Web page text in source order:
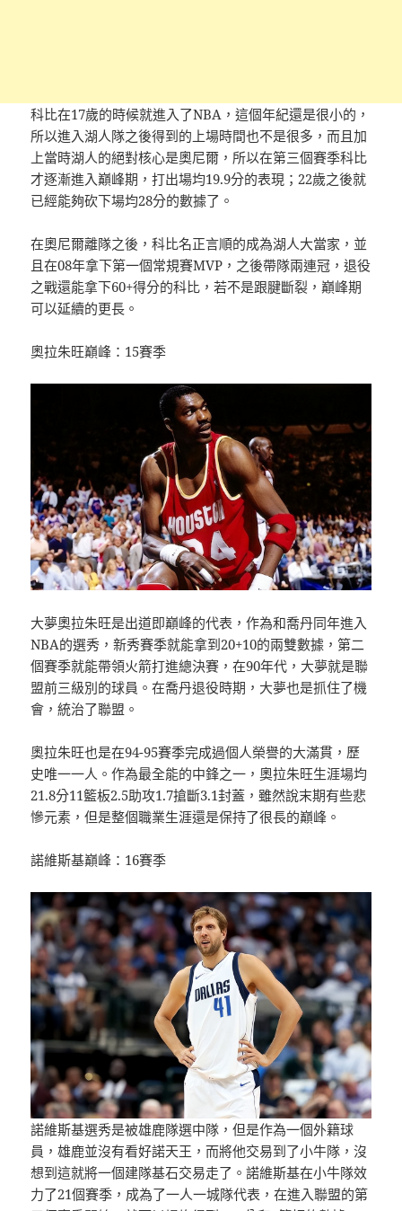
科比在17歲的時候就進入了NBA，這個年紀還是很小的，
所以進入湖人隊之後得到的上場時間也不是很多，而且加
上當時湖人的絕對核心是奧尼爾，所以在第三個賽季科比
才逐漸進入巔峰期，打出場均19.9分的表現；22歲之後就
已經能夠砍下場均28分的數據了。
在奧尼爾離隊之後，科比名正言順的成為湖人大當家，並
且在08年拿下第一個常規賽MVP，之後帶隊兩連冠，退役
之戰還能拿下60+得分的科比，若不是跟腱斷裂，巔峰期
可以延續的更長。
奧拉朱旺巔峰：15賽季
大夢奧拉朱旺是出道即巔峰的代表，作為和喬丹同年進入
NBA的選秀，新秀賽季就能拿到20+10的兩雙數據，第二
個賽季就能帶領火箭打進總決賽，在90年代，大夢就是聯
盟前三級別的球員。在喬丹退役時期，大夢也是抓住了機
會，統治了聯盟。
奧拉朱旺也是在94-95賽季完成過個人榮譽的大滿貫，歷
史唯一一人。作為最全能的中鋒之一，奧拉朱旺生涯場均
21.8分11籃板2.5助攻1.7搶斷3.1封蓋，雖然說末期有些悲
慘元素，但是整個職業生涯還是保持了很長的巔峰。
諾維斯基巔峰：16賽季
諾維斯基選秀是被雄鹿隊選中隊，但是作為一個外籍球
員，雄鹿並沒有看好諾天王，而將他交易到了小牛隊，沒
想到這就將一個建隊基石交易走了。諾維斯基在小牛隊效
力了21個賽季，成為了一人一城隊代表，在進入聯盟的第